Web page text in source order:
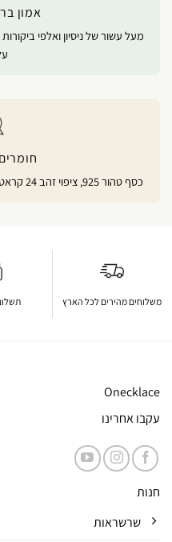
אמון
מעל עשור של ניסיון ואלפי
כסף טהור 925, ציפוי זהב 24 קראט ורוז גולד לשמירה על ברק לאורך זמן.
משלוחים מהירים לכל הארץ
Onecklace
עקבו אחרינו
חנות
שרשראות